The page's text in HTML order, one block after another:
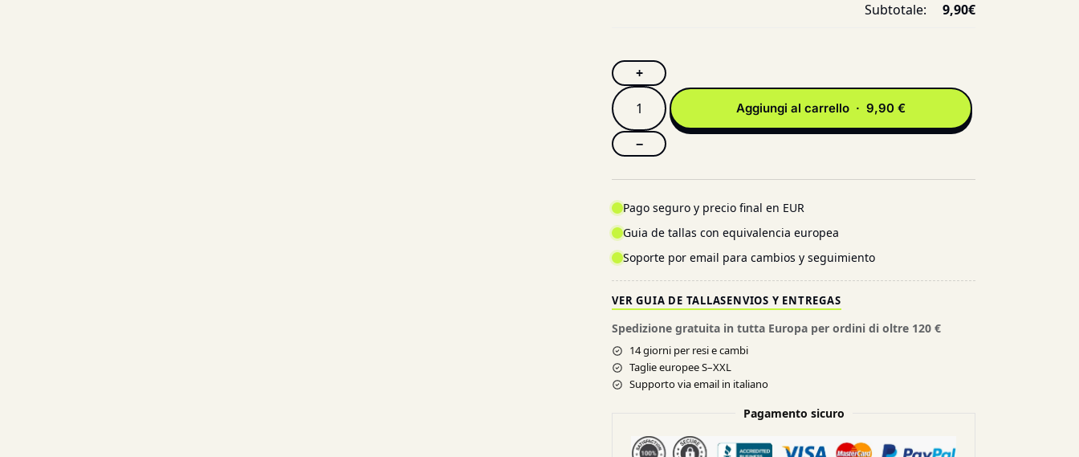
Subtotale: 9,90€
+
−
Aggiungi al carrello · 9,90 €
Pago seguro y precio final en EUR
Guia de tallas con equivalencia europea
Soporte por email para cambios y seguimiento
VER GUIA DE TALLASENVIOS Y ENTREGAS
Spedizione gratuita in tutta Europa per ordini di oltre 120 €
14 giorni per resi e cambi
Taglie europee S–XXL
Supporto via email in italiano
Pagamento sicuro